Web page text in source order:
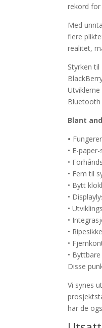
rekord for
Med
flere
realitet,
Styrken
Bluetooth
Blant
•
• E-
•
• Fem til
• Bytt
•
•
•
•
•
•
Disse
Vi synes
har de